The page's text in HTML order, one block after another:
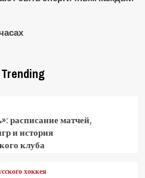
расписание матчей,
и история
клуба
хоккея